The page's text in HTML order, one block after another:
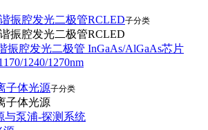
振腔发光二极管RCLED子分类
振腔发光二极管RCLED
振腔发光二极管 InGaAs/AlGaAs芯片
1240/1270nm
子体光源子分类
子体光源
与泵浦-探测系统